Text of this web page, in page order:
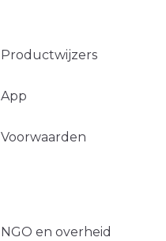
Productwijzers
App
Voorwaarden
NGO en overheid